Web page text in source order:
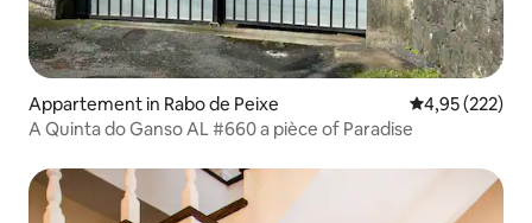
Appartement in Rabo de Peixe Gemiddelde
4,95 (222)
A Quinta do Ganso AL #660 a pièce of Paradise